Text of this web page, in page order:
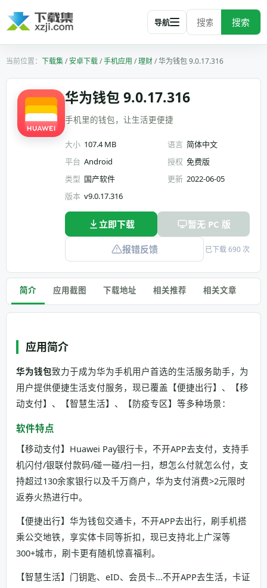
搜索
导航
下载集/安卓下载/手机应用 /理财/华为钱包 9.0.17.316
华为钱包 9.0.17.316
手机里的钱包，让生活更便捷
大小 107.4 MB 语言 简体中文
平台 Android 授权 免费版
类型 国产软件 更新 2022-06-05
版本 v9.0.17.316
立即下载 暂无 PC 版
报错反馈 已下载 690 次
简介 应用截图 下载地址 相关推荐 相关文章
应用简介
华为钱包致力于成为华为手机用户首选的生活服务助手，为
用户提供便捷生活支付服务，现已覆盖【便捷出行】、【移
动支付】、【智慧生活】、【防疫专区】等多种场景：
软件特点
【移动支付】Huawei Pay银行卡，不开APP去支付，支持手
机闪付/银联付款码/碰一碰/扫一扫，想怎么付就怎么付，支
持超过130余家银行以及千万商户，华为支付消费>2元限时
返券火热进行中。
【便捷出行】华为钱包交通卡，不开APP去出行，刷手机搭
乘公交地铁，享实体卡同等折扣，现已支持北上广深等
300+城市，刷卡更有随机惊喜福利。
【智慧生活】门钥匙、eID、会员卡...不开APP去生活，卡证